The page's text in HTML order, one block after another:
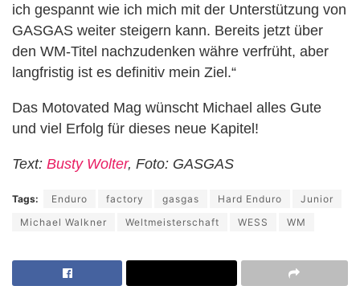
ich gespannt wie ich mich mit der Unterstützung von
GASGAS weiter steigern kann. Bereits jetzt über
den WM-Titel nachzudenken währe verfrüht, aber
langfristig ist es definitiv mein Ziel.“
Das Motovated Mag wünscht Michael alles Gute
und viel Erfolg für dieses neue Kapitel!
Text: Busty Wolter, Foto: GASGAS
Tags: Enduro factory gasgas Hard Enduro
Junior
Michael Walkner
Weltmeisterschaft WESS WM